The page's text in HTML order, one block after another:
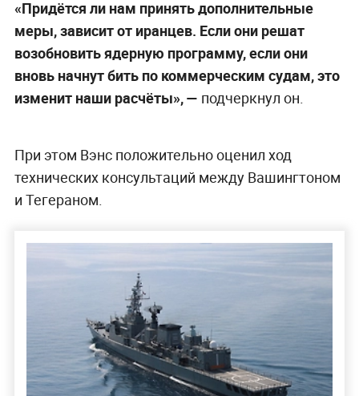
«Придётся ли нам принять дополнительные
меры, зависит от иранцев. Если они решат
возобновить ядерную программу, если они
вновь начнут бить по коммерческим судам, это
изменит наши расчёты», — подчеркнул он.
При этом Вэнс положительно оценил ход
технических консультаций между Вашингтоном
и Тегераном.